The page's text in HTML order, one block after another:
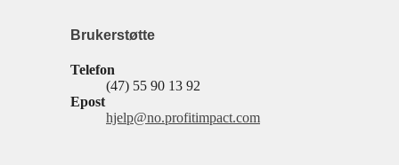
Brukerstøtte
Telefon
(47) 55 90 13 92
Epost
hjelp@no.profitimpact.com